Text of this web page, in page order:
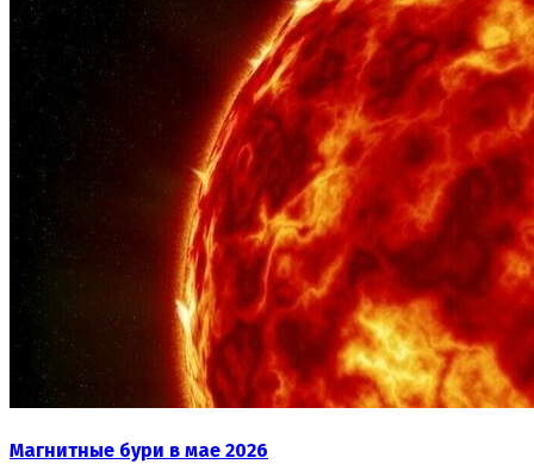
Магнитные бури в мае 2026